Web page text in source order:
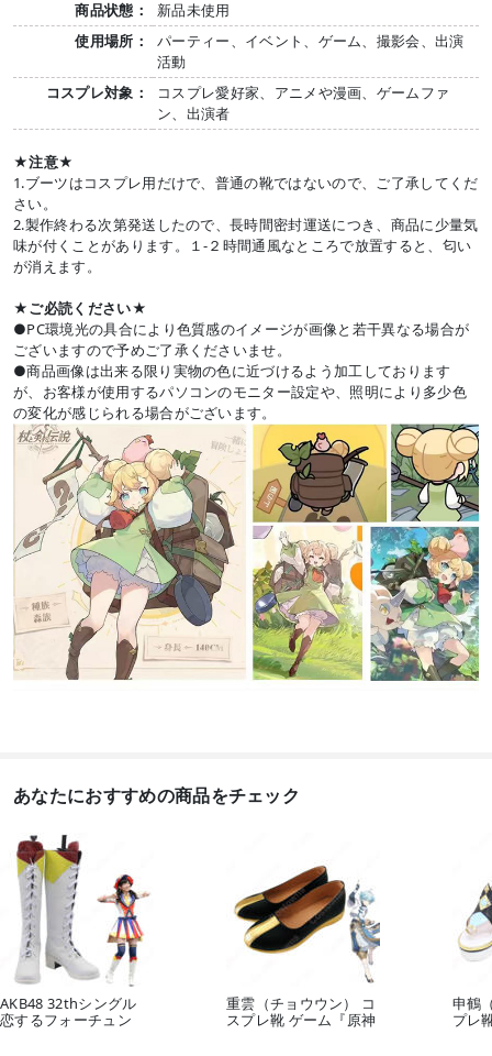
商品状態：
新品未使用
使用場所：
パーティー、イベント、ゲーム、撮影会、出演
活動
コスプレ対象：
コスプレ愛好家、アニメや漫画、ゲームファ
ン、出演者
★注意★
1.ブーツはコスプレ用だけで、普通の靴ではないので、ご了承してくだ
さい。
2.製作終わる次第発送したので、長時間密封運送につき、商品に少量気
味が付くことがあります。１-２時間通風なところで放置すると、匂い
が消えます。
★ご必読ください★
●PC環境光の具合により色質感のイメージが画像と若干異なる場合が
ございますので予めご了承くださいませ。
●商品画像は出来る限り実物の色に近づけるよう加工しております
が、お客様が使用するパソコンのモニター設定や、照明により多少色
の変化が感じられる場合がございます。
あなたにおすすめの商品をチェック
AKB48 32thシングル
恋するフォーチュン
重雲（チョウウン） コ
スプレ靴 ゲーム『原神
申鶴
プレ